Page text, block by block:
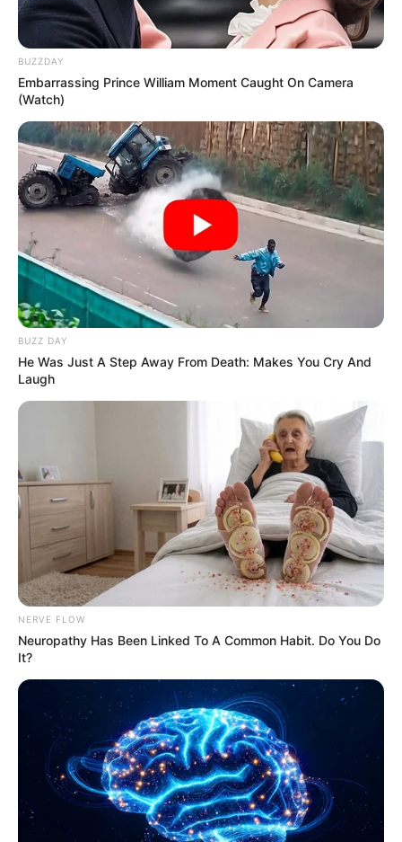
BUZZDAY
Embarrassing Prince William Moment Caught On Camera
(Watch)
BUZZ DAY
He Was Just A Step Away From Death: Makes You Cry And
Laugh
NERVE FLOW
Neuropathy Has Been Linked To A Common Habit. Do You Do
It?